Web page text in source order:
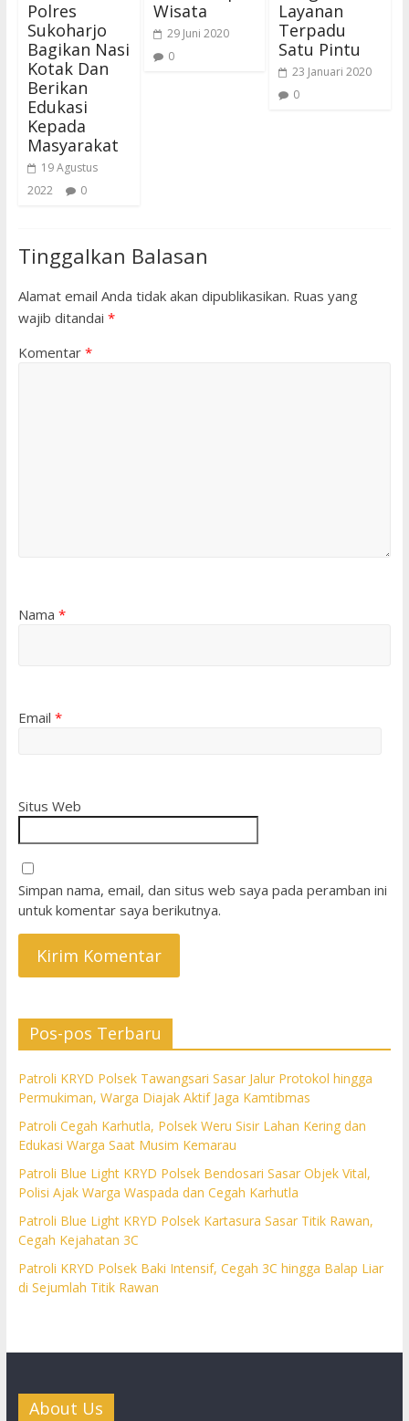
Polres
Sukoharjo
Bagikan Nasi
Kotak Dan
Berikan
Edukasi
Kepada
Masyarakat
19 Agustus
2022
0
Wisata
29 Juni 2020
0
Layanan
Terpadu
Satu Pintu
23 Januari 2020
0
Tinggalkan Balasan
Alamat email Anda tidak akan dipublikasikan. Ruas yang
wajib ditandai *
Komentar *
Nama *
Email *
Situs Web
Simpan nama, email, dan situs web saya pada peramban ini
untuk komentar saya berikutnya.
Pos-pos Terbaru
Patroli KRYD Polsek Tawangsari Sasar Jalur Protokol hingga
Permukiman, Warga Diajak Aktif Jaga Kamtibmas
Patroli Cegah Karhutla, Polsek Weru Sisir Lahan Kering dan
Edukasi Warga Saat Musim Kemarau
Patroli Blue Light KRYD Polsek Bendosari Sasar Objek Vital,
Polisi Ajak Warga Waspada dan Cegah Karhutla
Patroli Blue Light KRYD Polsek Kartasura Sasar Titik Rawan,
Cegah Kejahatan 3C
Patroli KRYD Polsek Baki Intensif, Cegah 3C hingga Balap Liar
di Sejumlah Titik Rawan
About Us